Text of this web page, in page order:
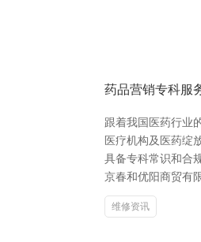
药品营销专科服
跟着我国医药行业
医疗机构及医药绽
具备专科常识和合
京春和优阳商贸有
维修资讯